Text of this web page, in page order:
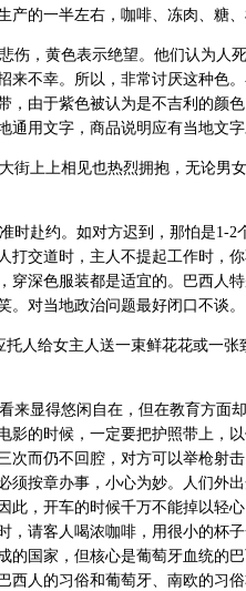
产的一半左右，咖啡、冻肉、糖
，黄色表示绝望。他们认为人
来不幸。所以，非常讨厌这种色
，由于紫色被认为是不吉利的颜
通用文字，商品说明应有当地文
上上相见也热烈拥抱，无论男
赴约。如对方迟到，那怕是1-2
打交道时，主人不提起工作时，
穿深色服装都是适宜的。巴西人
对当地政治问题最好闭口不谈。
人给女主人送一束鲜花花或一
显得悠闲自在，但在教育方面
影的时候，一定要把护照带上，
次而仍不回腔，对方可以举枪射
须按章办事，小心为妙。人们外
此，开车的时候千万不能掉以轻
，请客人喝浓咖啡，用很小的杯
的国家，但核心是葡萄牙血统的
西人的习俗和葡萄牙、南欧的习